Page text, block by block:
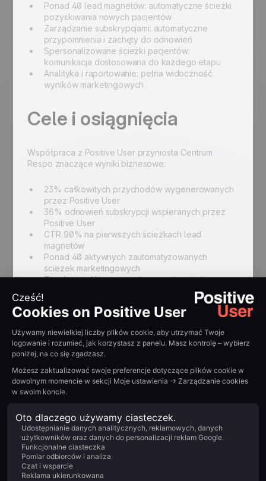
Podsumuj z AI:
Example H2
Ponad 40 lead magnetów: automatyczne ścieżki
pozyskiwania nowych pacjentów
Zarządzanie subskrypcjami: automatyczne
przypomnienia i zachęty do odnowień
Spersonalizowane ścieżki pacjentów:
komunikacja dostosowana do każdego etapu
Analityka i raportowanie: pełna widoczność
wyników marketingowych
Cele i osiągnięcia
Współpraca z Positive User przyniosła Centrum
Respo znaczące wyniki biznesowe:
23% całkowitych przychodów wygenerowanych
przez Positive User
36% odnowień subskrypcji wspieranych przez
Positive User
CTR 90% na pierwszych ścieżkach lead
magnetów
Ponad 40 aktywnych zautomatyzowanych
ścieżek marketingowych
Trwała współpraca oparta na partnerstwie
{{QUOTE-TESTI-2}}
Read othercustomer
stories